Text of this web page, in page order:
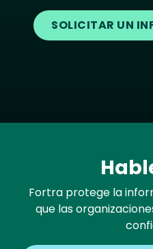
SOLICITAR UN
Fortra protege la
que las